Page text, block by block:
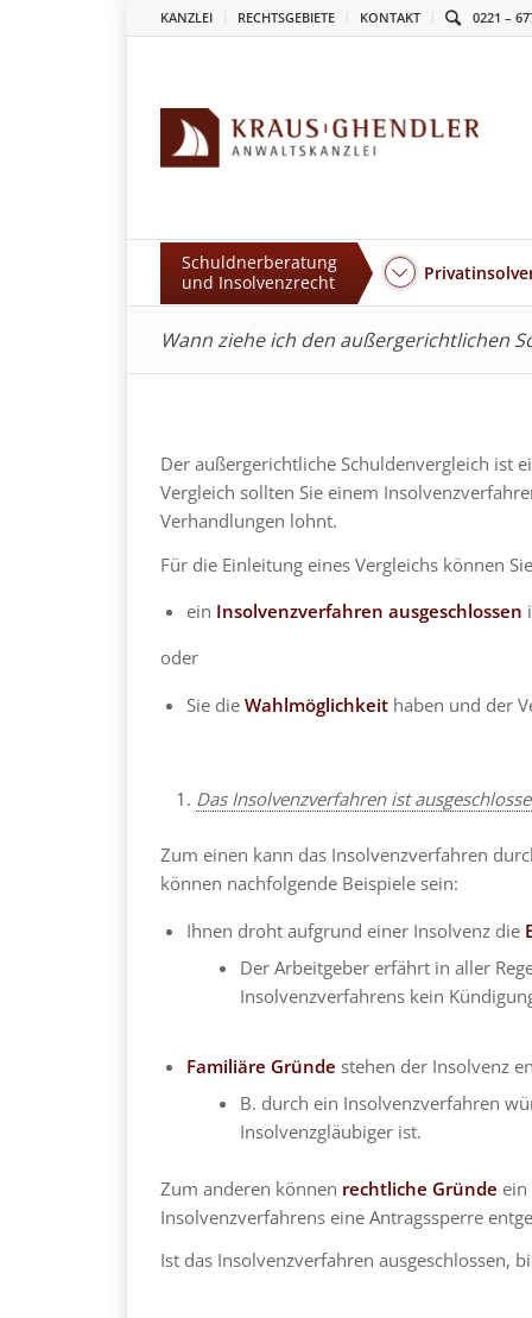
KANZLEI RECHTSGEBIETE KONTAKT 0221 –
Schuldnerberatung
und Insolvenzrecht
Wann ziehe ich den außergerichtlichen
Der außergerichtliche Schuldenvergleich ist
Vergleich sollten Sie einem
Verhandlungen lohnt.
Für die Einleitung eines Vergleichs können
ein Insolvenzverfahren ausgeschlossen
oder
Sie dieWahlmöglichkeit haben und der
Das Insolvenzverfahren ist
Zum einen kann das Insolvenzverfahren
können nachfolgende Beispiele sein:
Ihnen droht aufgrund einer Insolvenz die
Der Arbeitgeber erfährt in aller
Insolvenzverfahrens kein
Familiäre Gründe stehen der Insolvenz
B. durch ein Insolvenzverfahren
Insolvenzgläubiger ist.
Zum anderen können rechtliche Gründe
Insolvenzverfahrens eine Antragssperre
Ist das Insolvenzverfahren ausgeschlossen,